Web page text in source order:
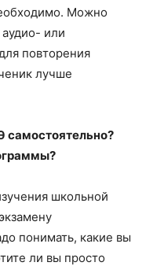
Можно
или
повторения
лучше
самостоятельно?
школьной
понимать, какие вы
ли вы просто